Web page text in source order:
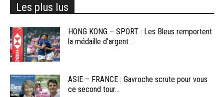
Les plus lus
HONG KONG – SPORT : Les Bleus remportent
la médaille d’argent...
ASIE – FRANCE : Gavroche scrute pour vous
ce second tour...